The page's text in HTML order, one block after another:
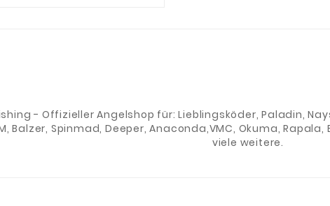
- Offizieller Angelshop für: Lieblingsköder, Paladin,
Balzer, Spinmad, Deeper, Anaconda,VMC, Okuma,
viele weitere.